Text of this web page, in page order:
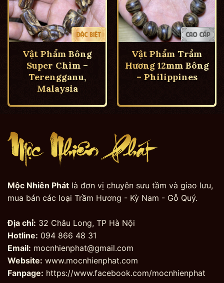
Vật Phẩm Bông
Super Chìm –
Terengganu,
Malaysia
Vật Phẩm Trầm
Hương 12mm Bông
– Philippines
Mộc Nhiên Phát là đơn vị chuyên sưu tầm và giao lưu,
mua bán các loại Trầm Hương - Kỳ Nam - Gỗ Quý.
Địa chỉ: 32 Châu Long, TP Hà Nội
Hotline: 094 866 48 31
Email: mocnhienphat@gmail.com
Website: www.mocnhienphat.com
Fanpage: https://www.facebook.com/mocnhienphat